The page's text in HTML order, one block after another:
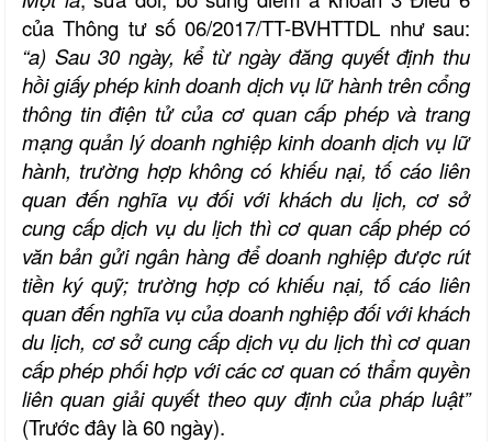
của Thông tư số 06/2017/TT-BVHTTDL như sau:
“a) Sau 30 ngày, kể từ ngày đăng quyết định thu
hồi giấy phép kinh doanh dịch vụ lữ hành trên cổng
thông tin điện tử của cơ quan cấp phép và trang
mạng quản lý doanh nghiệp kinh doanh dịch vụ lữ
hành, trường hợp không có khiếu nại, tố cáo liên
quan đến nghĩa vụ đối với khách du lịch, cơ sở
cung cấp dịch vụ du lịch thì cơ quan cấp phép có
văn bản gửi ngân hàng để doanh nghiệp được rút
tiền ký quỹ; trường hợp có khiếu nại, tố cáo liên
quan đến nghĩa vụ của doanh nghiệp đối với khách
du lịch, cơ sở cung cấp dịch vụ du lịch thì cơ quan
cấp phép phối hợp với các cơ quan có thẩm quyền
liên quan giải quyết theo quy định của pháp luật”
(Trước đây là 60 ngày).